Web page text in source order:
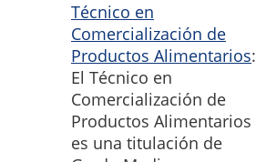
Técnico en
Comercialización de
Productos Alimentarios:
El Técnico en
Comercialización de
Productos Alimentarios
es una titulación de